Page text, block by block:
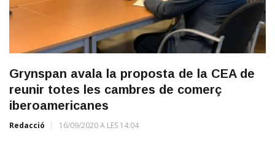
Grynspan avala la proposta de la CEA de
reunir totes les cambres de comerç
iberoamericanes
Redacció 16/09/2020 A LES 14:04